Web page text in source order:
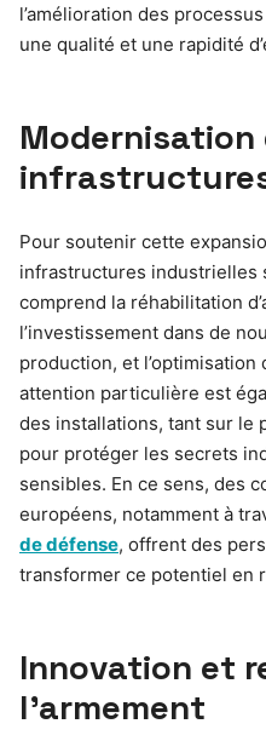
l’amélioration des
une qualité et une rapidité
Modernisation
Pour soutenir cette
infrastructures industrielles
comprend la réhabilitation
l’investissement dans de
production, et
attention particulière est
des installations, tant sur le
pour protéger les secrets
sensibles. En ce sens, des
européens, notamment à
de défense, offrent des
transformer ce potentiel en
Innovation et
l’armement